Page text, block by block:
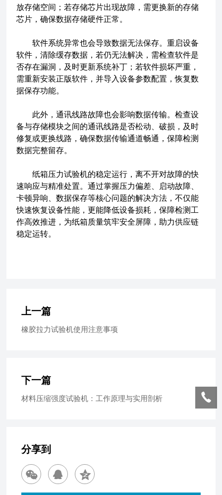
放存储空间；若存储芯片出现故障，需更换新的存储
芯片，确保数据存储硬件正常。
软件系统异常也会导致数据无法保存。重启设备
软件，清除缓存数据，若仍无法解决，需检查软件是
否存在漏洞，及时更新系统补丁；若软件损坏严重，
需重新安装正版软件，并导入设备参数配置，恢复数
据保存功能。
此外，通讯线路故障也会影响数据传输。检查设
备与存储模块之间的通讯线路是否松动、破损，及时
修复或更换线路，确保数据传输通道畅通，保障检测
数据完整留存。
纸箱压力试验机的稳定运行，离不开对故障的快
速响应与精准处置。通过掌握压力偏差、启动故障、
卡顿异响、数据保存等核心问题的解决方法，不仅能
快速恢复设备性能，更能降低设备损耗，保障检测工
作高效推进，为纸箱质量筑牢安全屏障，助力供应链
稳定运转。
上一篇
橡胶拉力试验机使用注意事项
下一篇
材料压缩强度试验机：工作原理与实用剖析
分享到